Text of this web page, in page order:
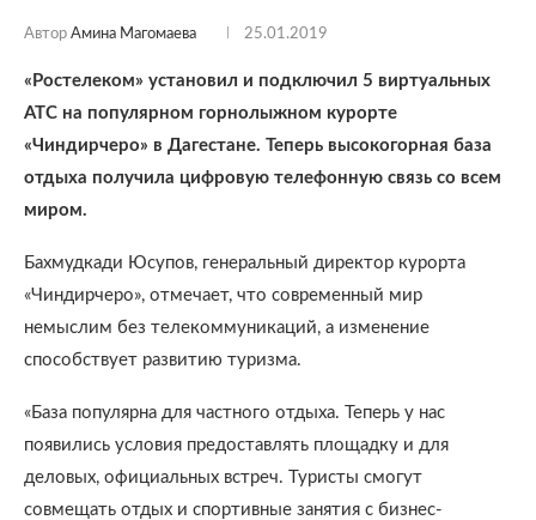
Автор Амина Магомаева 25.01.2019
«Ростелеком» установил и подключил 5 виртуальных
АТС на популярном горнолыжном курорте
«Чиндирчеро» в Дагестане. Теперь высокогорная база
отдыха получила цифровую телефонную связь со всем
миром.
Бахмудкади Юсупов, генеральный директор курорта
«Чиндирчеро», отмечает, что современный мир
немыслим без телекоммуникаций, а изменение
способствует развитию туризма.
«База популярна для частного отдыха. Теперь у нас
появились условия предоставлять площадку и для
деловых, официальных встреч. Туристы смогут
совмещать отдых и спортивные занятия с бизнес-